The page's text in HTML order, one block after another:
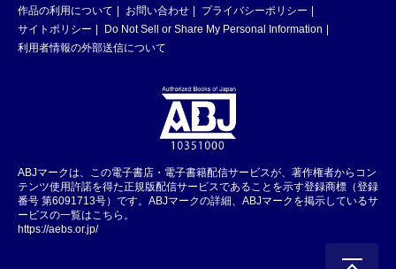
作品の利用について
お問い合わせ
プライバシーポリシー
サイトポリシー
Do Not Sell or Share My Personal Information
利用者情報の外部送信について
ABJマークは、この電子書店・電子書籍配信サービスが、著作権者からコン
テンツ使用許諾を得た正規版配信サービスであることを示す登録商標（登録
番号 第6091713号）です。ABJマークの詳細、ABJマークを掲示しているサ
ービスの一覧はこちら。
https://aebs.or.jp/